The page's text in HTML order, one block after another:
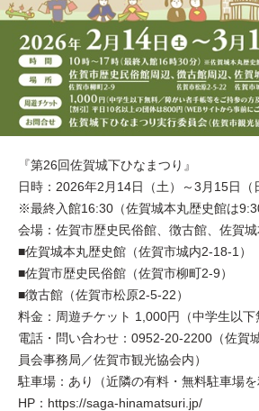
『第26回佐賀城下ひなまつり』
日時：2026年2月14日（土）～3月15日
※最終入館16:30（佐賀城本丸歴史館は
会場：佐賀市歴史民俗館、徴古館、佐賀
■佐賀城本丸歴史館（佐賀市城内2-18-1）
■佐賀市歴史民俗館（佐賀市柳町2-9）
■徴古館（佐賀市松原2-5-22）
料金：周遊チケット 1,000円（中学生以下
電話・問い合わせ：0952-20-2200（佐賀
員会事務局／佐賀市観光協会内）
駐車場：あり（近隣の有料・無料駐車場を
HP：https://saga-hinamatsuri.jp/